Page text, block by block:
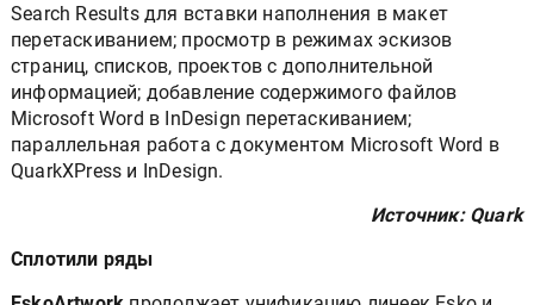
Search Results для вставки наполнения в макет
перетаскиванием; просмотр в режимах эскизов
страниц, списков, проектов с дополнительной
информацией; добавление содержимого файлов
Microsoft Word в InDesign перетаскиванием;
параллельная работа с документом Microsoft Word в
QuarkXPress и InDesign.
Источник: Quark
Сплотили ряды